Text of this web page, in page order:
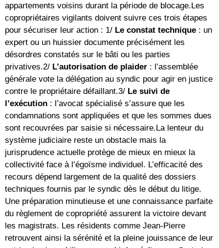
appartements voisins durant la période de blocage.Les
copropriétaires vigilants doivent suivre ces trois étapes
pour sécuriser leur action : 1/ Le constat technique : un
expert ou un huissier documente précisément les
désordres constatés sur le bâti ou les parties
privatives.2/ L’autorisation de plaider : l’assemblée
générale vote la délégation au syndic pour agir en justice
contre le propriétaire défaillant.3/ Le suivi de
l’exécution : l’avocat spécialisé s’assure que les
condamnations sont appliquées et que les sommes dues
sont recouvrées par saisie si nécessaire.La lenteur du
système judiciaire reste un obstacle mais la
jurisprudence actuelle protège de mieux en mieux la
collectivité face à l’égoïsme individuel. L’efficacité des
recours dépend largement de la qualité des dossiers
techniques fournis par le syndic dès le début du litige.
Une préparation minutieuse et une connaissance parfaite
du règlement de copropriété assurent la victoire devant
les magistrats. Les résidents comme Jean-Pierre
retrouvent ainsi la sérénité et la pleine jouissance de leur